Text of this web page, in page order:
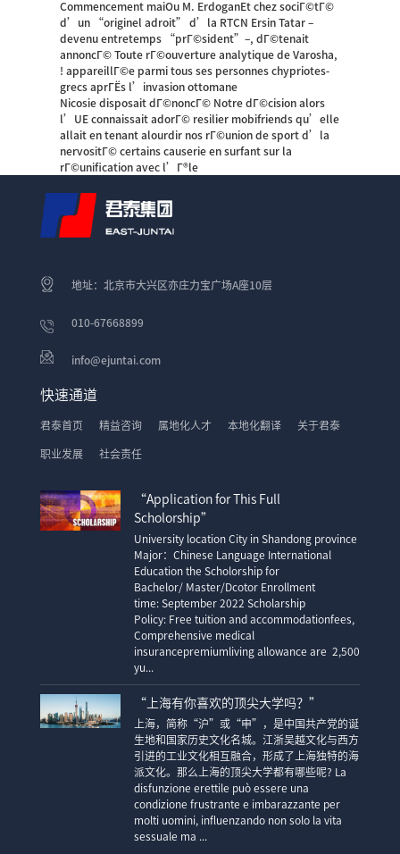
Commencement maiOu M. ErdoganEt chez sociГ©tГ©
d’un “originel adroit” d’la RTCN Ersin Tatar –
devenu entretemps “prГ©sident”–, dГ©tenait
annoncГ© Toute rГ©ouverture analytique de Varosha,
! appareillГ©e parmi tous ses personnes chypriotes-
grecs aprГЁs l’invasion ottomane
Nicosie disposait dГ©noncГ© Notre dГ©cision alors
l’UE connaissait adorГ© resilier mobifriends qu’elle
allait en tenant alourdir nos rГ©union de sport d’la
nervositГ© certains causerie en surfant sur la
rГ©unification avec l’Г®le
地址：北京市大兴区亦庄力宝广场A座10层
010-67668899
info@ejuntai.com
快速通道
君泰首页 精益咨询 属地化人才 本地化翻译 关于君泰
职业发展 社会责任
“Application for This Full
Scholorship”
University location City in Shandong province
Major：Chinese Language International
Education the Scholorship for
Bachelor/ Master/Dcotor Enrollment
time: September 2022 Scholarship
Policy: Free tuition and accommodationfees,
Comprehensive medical
insurancepremiumliving allowance are 2,500
yu...
“上海有你喜欢的顶尖大学吗？”
上海，简称“沪”或“申”，是中国共产党的诞
生地和国家历史文化名城。江浙吴越文化与西方
引进的工业文化相互融合，形成了上海独特的海
派文化。那么上海的顶尖大学都有哪些呢? La
disfunzione erettile può essere una
condizione frustrante e imbarazzante per
molti uomini, influenzando non solo la vita
sessuale ma ...